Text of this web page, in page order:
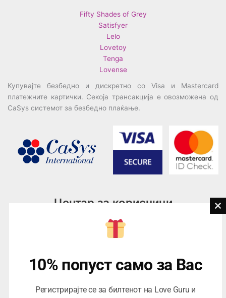
Fifty Shades of Grey
Satisfyer
Lelo
Lovetoy
Tenga
Lovense
Купувајте безбедно и дискретно со Visa и Mastercard
платежните картички. Секоја трансакција е овозможена од
CaSys системот за безбедно плаќање.
Центар за корисници
076945497; 076945498
contact@loveguru.mk
Саб – Нед: 10-18
10% попуст само за Вас
Регистрирајте се за билтенот на Love Guru и